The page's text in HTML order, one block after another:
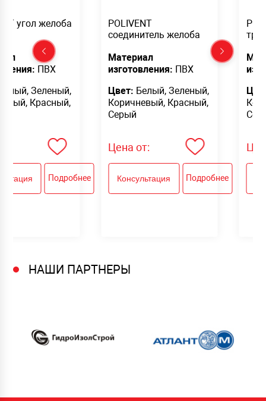
угол желоба
ПВХ
Зеленый,
Красный,
Подробнее
POLIVENT
соединитель желоба
Материал
изготовления: ПВХ
Цвет: Белый, Зеленый,
Коричневый, Красный,
Серый
Цена от:
Консультация Подробнее
НАШИ ПАРТНЕРЫ